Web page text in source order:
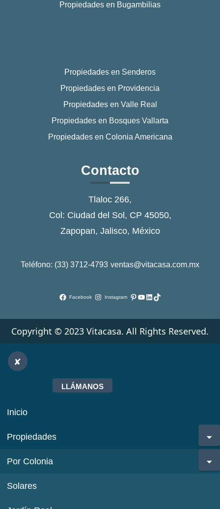
Propiedades en Bugambilias
Propiedades en Senderos
Propiedades en Providencia
Propiedades en Valle Real
Propiedades en Bosques Vallarta
Propiedades en Colonia Americana
Contacto
Tlaloc 266,
Col: Ciudad del Sol, CP 45050,
Zapopan, Jalisco, México
Teléfono: (33) 3712-4793 ventas@vitacasa.com.mx
Facebook Instagram Pinterest
YouTube
LinkedIn
TikTok
Copyright © 2023 Vitacasa. All Rights Reserved.
LLÁMANOS
Inicio
Propiedades
Por Colonia
Solares